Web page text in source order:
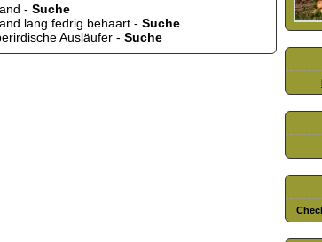
- Suche
lang fedrig behaart - Suche
Ausläufer - Suche